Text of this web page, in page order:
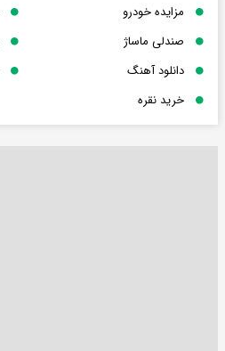
مزایده خودرو
صندلی ماساژ
دانلود آهنگ
خرید نقره